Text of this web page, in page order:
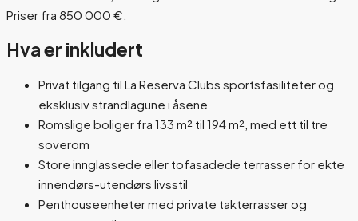
Priser fra 850 000 €.
Hva er inkludert
Privat tilgang til La Reserva Clubs sportsfasiliteter og
eksklusiv strandlagune i åsene
Romslige boliger fra 133 m² til 194 m², med ett til tre
soverom
Store innglassede eller tofasadede terrasser for ekte
innendørs-utendørs livsstil
Penthouseenheter med private takterrasser og